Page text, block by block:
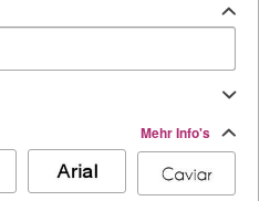
Mehr Info's